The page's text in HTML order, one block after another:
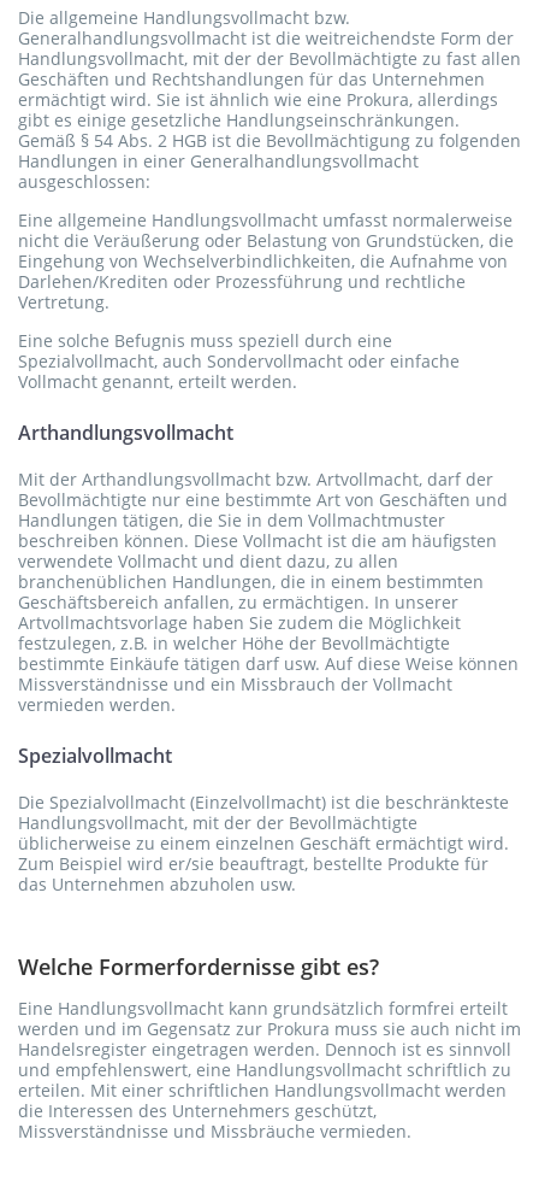
Die allgemeine Handlungsvollmacht bzw.
Generalhandlungsvollmacht ist die weitreichendste Form der
Handlungsvollmacht, mit der der Bevollmächtigte zu fast allen
Geschäften und Rechtshandlungen für das Unternehmen
ermächtigt wird. Sie ist ähnlich wie eine Prokura, allerdings
gibt es einige gesetzliche Handlungseinschränkungen.
Gemäß § 54 Abs. 2 HGB ist die Bevollmächtigung zu folgenden
Handlungen in einer Generalhandlungsvollmacht
ausgeschlossen:
Eine allgemeine Handlungsvollmacht umfasst normalerweise
nicht die Veräußerung oder Belastung von Grundstücken, die
Eingehung von Wechselverbindlichkeiten, die Aufnahme von
Darlehen/Krediten oder Prozessführung und rechtliche
Vertretung.
Eine solche Befugnis muss speziell durch eine
Spezialvollmacht, auch Sondervollmacht oder einfache
Vollmacht genannt, erteilt werden.
Arthandlungsvollmacht
Mit der Arthandlungsvollmacht bzw. Artvollmacht, darf der
Bevollmächtigte nur eine bestimmte Art von Geschäften und
Handlungen tätigen, die Sie in dem Vollmachtmuster
beschreiben können. Diese Vollmacht ist die am häufigsten
verwendete Vollmacht und dient dazu, zu allen
branchenüblichen Handlungen, die in einem bestimmten
Geschäftsbereich anfallen, zu ermächtigen. In unserer
Artvollmachtsvorlage haben Sie zudem die Möglichkeit
festzulegen, z.B. in welcher Höhe der Bevollmächtigte
bestimmte Einkäufe tätigen darf usw. Auf diese Weise können
Missverständnisse und ein Missbrauch der Vollmacht
vermieden werden.
Spezialvollmacht
Die Spezialvollmacht (Einzelvollmacht) ist die beschränkteste
Handlungsvollmacht, mit der der Bevollmächtigte
üblicherweise zu einem einzelnen Geschäft ermächtigt wird.
Zum Beispiel wird er/sie beauftragt, bestellte Produkte für
das Unternehmen abzuholen usw.
Welche Formerfordernisse gibt es?
Eine Handlungsvollmacht kann grundsätzlich formfrei erteilt
werden und im Gegensatz zur Prokura muss sie auch nicht im
Handelsregister eingetragen werden. Dennoch ist es sinnvoll
und empfehlenswert, eine Handlungsvollmacht schriftlich zu
erteilen. Mit einer schriftlichen Handlungsvollmacht werden
die Interessen des Unternehmers geschützt,
Missverständnisse und Missbräuche vermieden.